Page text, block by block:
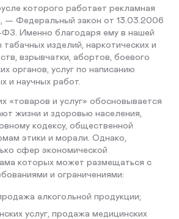
которого работает рекламная
— Федеральный закон от 13.03.2006
Именно благодаря ему в нашей
изделий, наркотических и
взрывчатки, абортов, боевого
органов, услуг по написанию
и научных работ.
«товаров и услуг» обосновывается
жизни и здоровью населения,
кодексу, общественной
этики и морали. Однако,
сфер экономической
которых может размещаться с
и ограничениями:
алкогольной продукции;
услуг, продажа медицинских